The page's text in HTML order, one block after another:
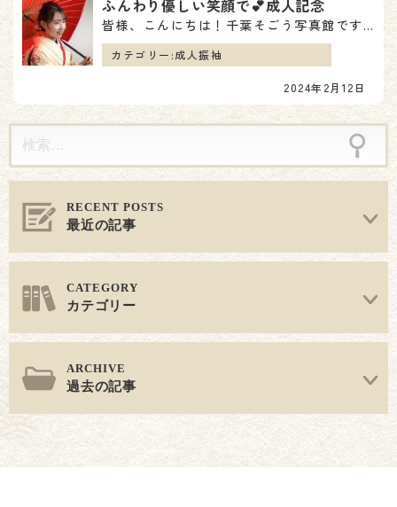
シ
ョ
ン
ふんわり優しい笑顔で💕成人記念
皆様、こんにちは！千葉そごう写真館です🍀 本日ご紹介するのは～？ 成人記念の撮影に来られたお客様のご…
カテゴリー:成人振袖
2024年2月12日
最近の記事
カテゴリー
過去の記事